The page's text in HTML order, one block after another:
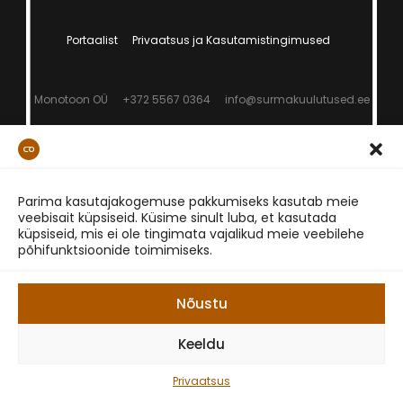
Parima kasutajakogemuse pakkumiseks kasutab meie
veebisait küpsiseid. Küsime sinult luba, et kasutada
küpsiseid, mis ei ole tingimata vajalikud meie veebilehe
põhifunktsioonide toimimiseks.
Nõustu
Keeldu
Privaatsus
Portaalist Privaatsus ja Kasutamistingimused
Monotoon OÜ +372 5567 0364 info@surmakuulutused.ee